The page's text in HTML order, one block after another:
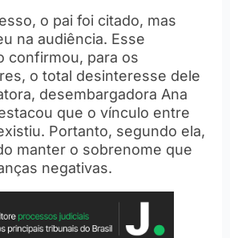
o pai foi citado, mas
na audiência. Esse
confirmou, para os
o total desinteresse dele
desembargadora Ana
que o vínculo entre
Portanto, segundo ela,
manter o sobrenome que
negativas.